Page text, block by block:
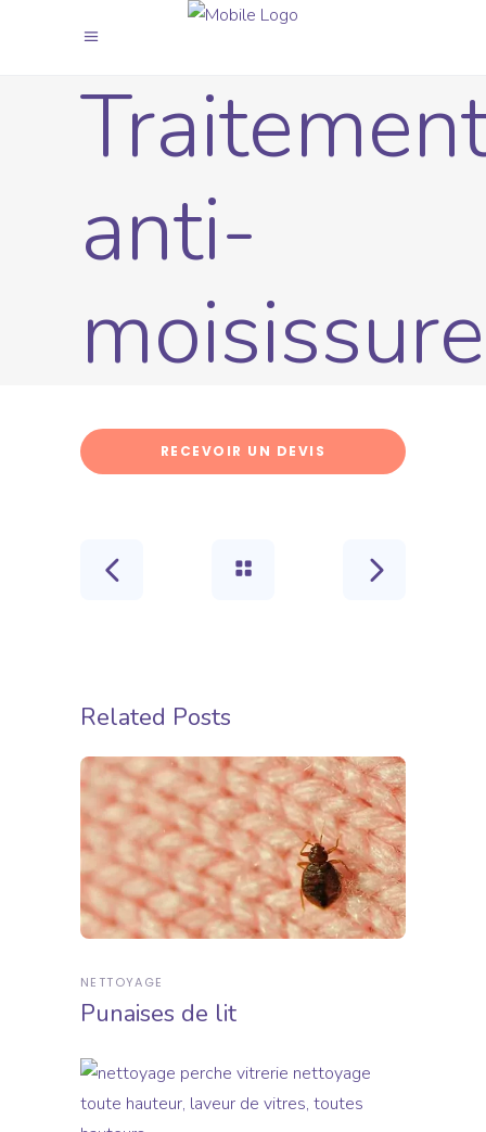
anti-
moisissure
RECEVOIR UN DEVIS
Related Posts
NETTOYAGE
Punaises de lit